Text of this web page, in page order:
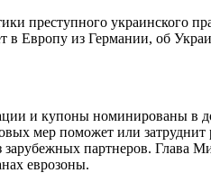
преступного украинского
Европу из Германии, об
и купоны номинированы в
мер поможет или
зарубежных партнеров.
еврозоны.